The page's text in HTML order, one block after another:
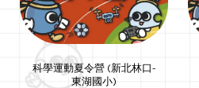
科學運動夏令營 (新北林口-
東湖國小)